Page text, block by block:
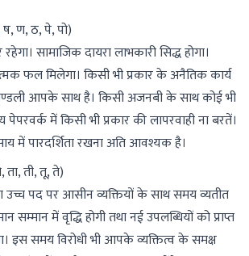
ष, ण, ठ, पे, पो)
सामाजिक दायरा लाभकारी सिद्ध होगा।
फल मिलेगा। किसी भी प्रकार के अनैतिक कार्य
आपके साथ है। किसी अजनबी के साथ कोई भी
में किसी भी प्रकार की लापरवाही ना बरतें।
में पारदर्शिता रखना अति आवश्यक है।
ती, तू, ते)
पद पर आसीन व्यक्तियों के साथ समय व्यतीत
में वृद्धि होगी तथा नई उपलब्धियों को प्राप्त
इस समय विरोधी भी आपके व्यक्तित्व के समक्ष